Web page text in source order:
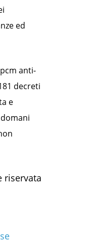
ed
anti-
decreti
e
riservata